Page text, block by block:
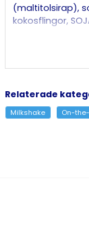
(maltitolsirap),
kokosflingor,
(SOJALECITIN,
innehålla spår av
JORDNÖTTER,
smak av
Innehåller
Relaterade
Milkshake On-